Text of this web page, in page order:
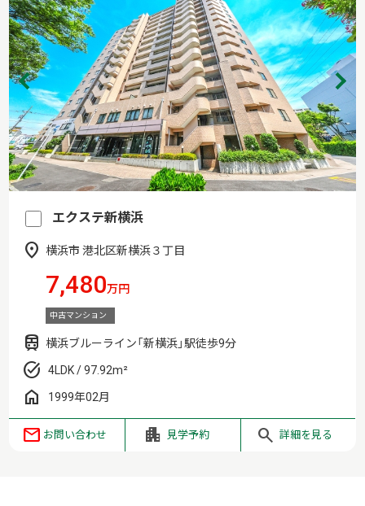
エクステ新横浜
横浜市 港北区新横浜３丁目
7,480万円
中古マンション
横浜ブルーライン「新横浜」駅徒歩9分
4LDK / 97.92m²
1999年02月
お問い合わせ 見学予約 詳細を見る